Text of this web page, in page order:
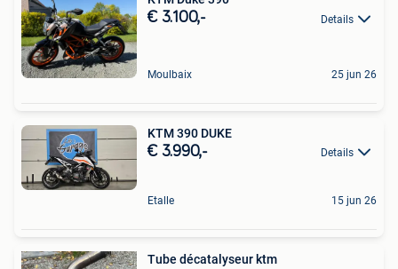
€ 3.100,- Details
Moulbaix 25 jun 26
KTM 390 DUKE
€ 3.990,- Details
Etalle 15 jun 26
Tube décatalyseur ktm